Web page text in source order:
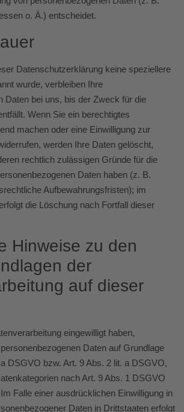
o. Ä.) entscheidet.
Datenschutzerklärung keine speziellere
wurde, verbleiben Ihre
Daten bei uns, bis der Zweck für die
Wenn Sie ein berechtigtes
machen oder eine Einwilligung zur
werden Ihre Daten gelöscht,
rechtlich zulässigen Gründe für die
Daten haben (z. B.
Aufbewahrungsfristen); im
die Löschung nach Fortfall dieser
Hinweise zu den
der
auf dieser
eingewilligt haben,
Daten auf Grundlage
DSGVO bzw. Art. 9 Abs. 2 lit. a DSGVO,
nach Art. 9 Abs. 1 DSGVO
Falle einer ausdrücklichen Einwilligung in
Daten in Drittstaaten erfolgt